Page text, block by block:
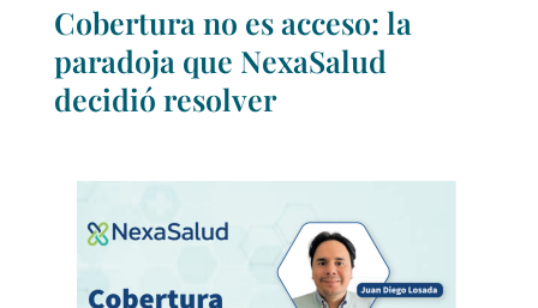
Cobertura no es acceso: la
paradoja que NexaSalud
decidió resolver